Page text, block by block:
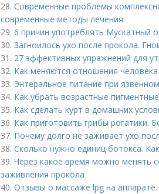
28. Современные проблемы
современные методы лечения
29. 6 причин употреблять Мускатный
30. Загноилось ухо после прокола.
31. 27 эффективных упражнений для
32. Как меняются отношения
33. Энтеральное питание при
34. Как убрать возрастные
35. Как сделать курт в домашних
36. Как приготовить грибы рогатики.
37. Почему долго не заживает ухо
38. Сколько нужно единиц ботокса.
39. Через какое время можно менять
заживления прокола
40. Отзывы о массаже lpg на